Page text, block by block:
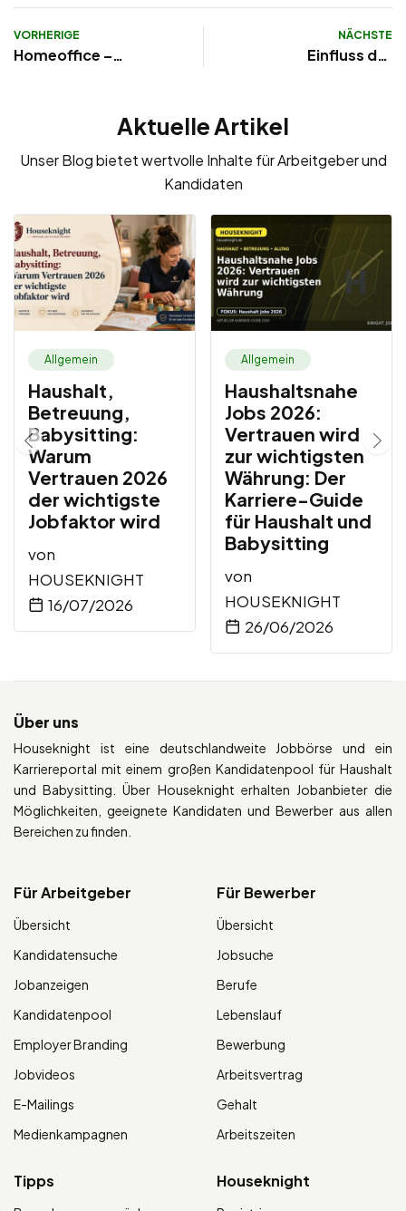
VORHERIGE
Homeoffice –
NÄCHSTE
Einfluss der
Aktuelle Artikel
Unser Blog bietet wertvolle Inhalte für Arbeitgeber und
Kandidaten
Allgemein
Haushalt,
Betreuung,
Babysitting:
Warum
Vertrauen 2026
der wichtigste
Jobfaktor wird
von
HOUSEKNIGHT
16/07/2026
Allgemein
Haushaltsnahe
Jobs 2026:
Vertrauen wird
zur wichtigsten
Währung: Der
Karriere-Guide
für Haushalt und
Babysitting
von
HOUSEKNIGHT
26/06/2026
Über uns
Houseknight ist eine deutschlandweite Jobbörse und ein
Karriereportal mit einem großen Kandidatenpool für Haushalt
und Babysitting. Über Houseknight erhalten Jobanbieter die
Möglichkeiten, geeignete Kandidaten und Bewerber aus allen
Bereichen zu finden.
Für Arbeitgeber
Übersicht
Kandidatensuche
Jobanzeigen
Kandidatenpool
Employer Branding
Jobvideos
E-Mailings
Medienkampagnen
Für Bewerber
Übersicht
Jobsuche
Berufe
Lebenslauf
Bewerbung
Arbeitsvertrag
Gehalt
Arbeitszeiten
Tipps Houseknight